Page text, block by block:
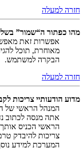
חזרה למעלה
מהו כפתור ה“שמור”
אפשרות זאת
מאוחרת, תוכל
הבקרה למשתמש.
חזרה למעלה
מדוע הודעותיי צריכות
המנהל הראשי של
אתה מנסה לכתוב
הראשי הכניס
צריכות להיבדק
המערכת למידע